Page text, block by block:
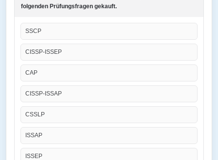
folgenden Prüfungsfragen gekauft.
SSCP
CISSP-ISSEP
CAP
CISSP-ISSAP
CSSLP
ISSAP
ISSEP